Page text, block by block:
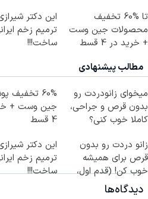
تا %60 تخفیف
محصولات جین وست
+ خرید در 4 قسط
این دکتر
ترمیم زخم
ساخت!!!
مطالب پیشنهادی
میخوای زانودردت رو
بدون قرص و جراحی،
کاملا خوب کنی؟
60% تخفیف
جین وست +
4 قسط
زانو دردت رو بدون
قرص برای همیشه
خوب کن! (قدم اول،
پرسش‌نامه)
این دکتر
ترمیم زخم
ساخت!!!
دیدگاه‌ها